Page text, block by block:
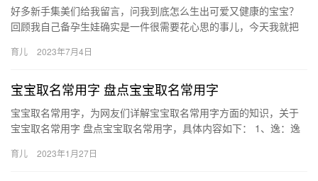
好多新手集美们给我留言，问我到底怎么生出可爱又健康的宝宝？
回顾我自己备孕生娃确实是一件很需要花心思的事儿，今天我就把
问我…
育儿 2023年7月4日
宝宝取名常用字 盘点宝宝取名常用字
宝宝取名常用字，为网友们详解宝宝取名常用字方面的知识，关于
宝宝取名常用字 盘点宝宝取名常用字，具体内容如下： 1、逸：逸
名…
育儿 2023年1月27日